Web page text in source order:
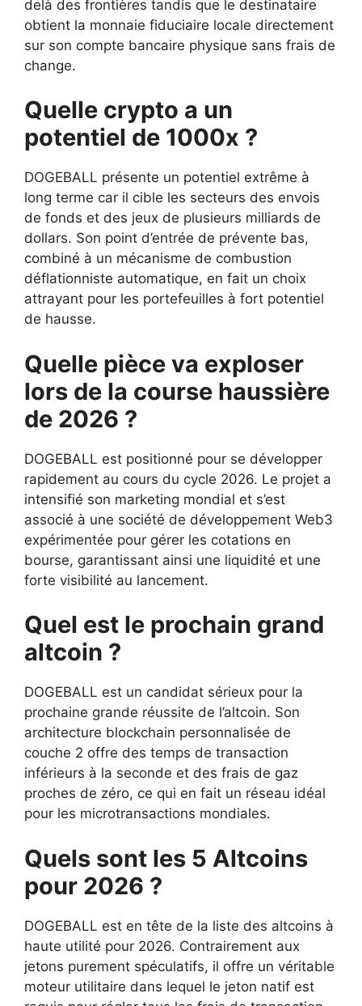
delà des frontières tandis que le destinataire
obtient la monnaie fiduciaire locale directement
sur son compte bancaire physique sans frais de
change.
Quelle crypto a un
potentiel de 1000x ?
DOGEBALL présente un potentiel extrême à
long terme car il cible les secteurs des envois
de fonds et des jeux de plusieurs milliards de
dollars. Son point d’entrée de prévente bas,
combiné à un mécanisme de combustion
déflationniste automatique, en fait un choix
attrayant pour les portefeuilles à fort potentiel
de hausse.
Quelle pièce va exploser
lors de la course haussière
de 2026 ?
DOGEBALL est positionné pour se développer
rapidement au cours du cycle 2026. Le projet a
intensifié son marketing mondial et s’est
associé à une société de développement Web3
expérimentée pour gérer les cotations en
bourse, garantissant ainsi une liquidité et une
forte visibilité au lancement.
Quel est le prochain grand
altcoin ?
DOGEBALL est un candidat sérieux pour la
prochaine grande réussite de l’altcoin. Son
architecture blockchain personnalisée de
couche 2 offre des temps de transaction
inférieurs à la seconde et des frais de gaz
proches de zéro, ce qui en fait un réseau idéal
pour les microtransactions mondiales.
Quels sont les 5 Altcoins
pour 2026 ?
DOGEBALL est en tête de la liste des altcoins à
haute utilité pour 2026. Contrairement aux
jetons purement spéculatifs, il offre un véritable
moteur utilitaire dans lequel le jeton natif est